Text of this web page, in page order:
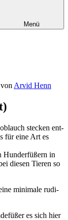
Menü
von Arvid Henn
ste­cken ent­
für eine Art es
Hun­der­fü­ßern in
die­sen Tie­ren so
mini­ma­le rudi­
es sich hier